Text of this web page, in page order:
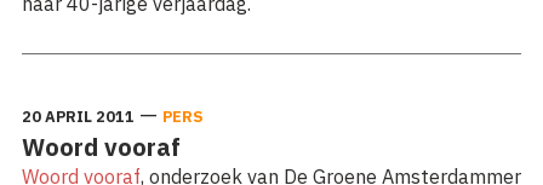
20 APRIL 2011 — PERS
Woord vooraf
Woord vooraf, onderzoek van De Groene Amsterdammer